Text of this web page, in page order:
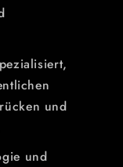
und
und